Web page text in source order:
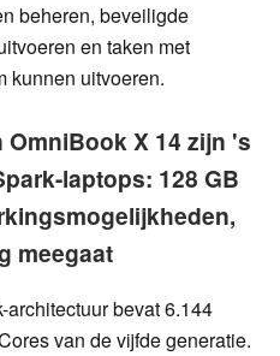
beheren, beveiligde
en taken met
kunnen uitvoeren.
X 14 zijn 's
laptops: 128 GB
meegaat
bevat 6.144
van de vijfde generatie.